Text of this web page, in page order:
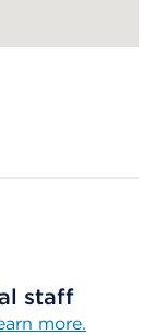
staff
more.